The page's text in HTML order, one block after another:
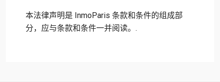
本法律声明是 InmoParis 条款和条件的组成部
分，应与条款和条件一并阅读。.